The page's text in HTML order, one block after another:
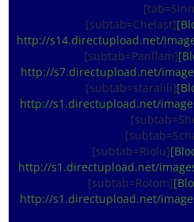
[subtab=Chelast]
http://s14.directupload.net/
[subtab=Panflam]
http://s7.directupload.net/
[subtab=staralili]
http://s1.directupload.net/
[subtab=Riolu]
http://s1.directupload.net/
[subtab=Rotom]
http://s1.directupload.net/